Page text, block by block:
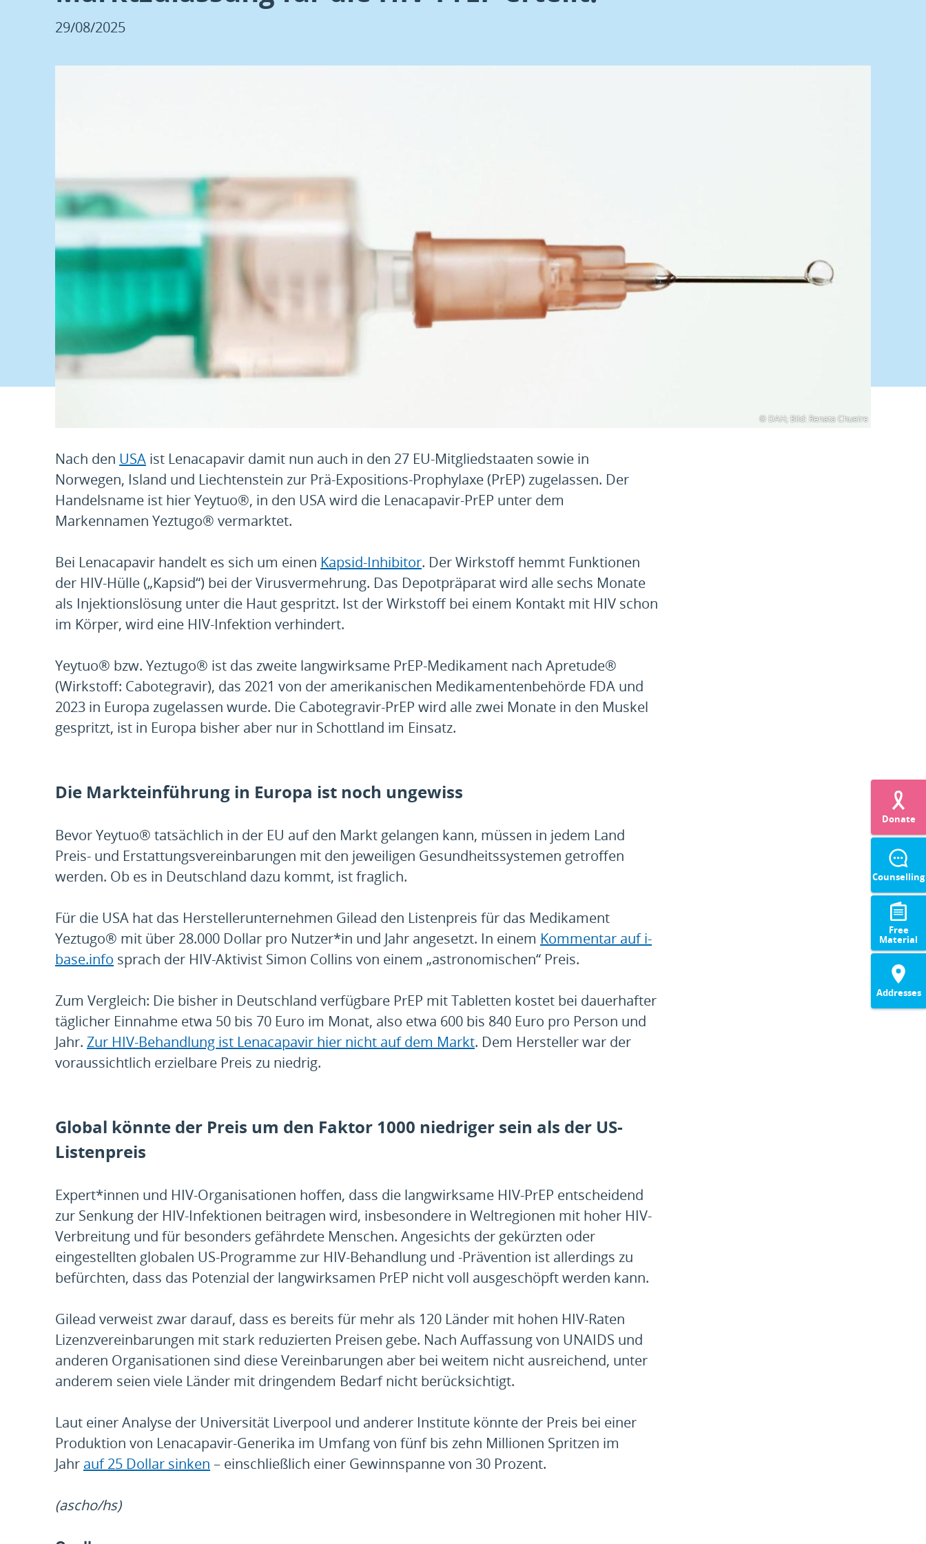
29/08/2025
© DAH; Bild: Renata Chueire
Nach den USA ist Lenacapavir damit nun auch in den 27 EU-Mitgliedstaaten sowie in
Norwegen, Island und Liechtenstein zur Prä-Expositions-Prophylaxe (PrEP) zugelassen. Der
Handelsname ist hier Yeytuo®, in den USA wird die Lenacapavir-PrEP unter dem
Markennamen Yeztugo® vermarktet.
Bei Lenacapavir handelt es sich um einen Kapsid-Inhibitor. Der Wirkstoff hemmt Funktionen
der HIV-Hülle („Kapsid“) bei der Virusvermehrung. Das Depotpräparatwird alle sechs Monate
als Injektionslösung unter die Haut gespritzt. Ist der Wirkstoff bei einem Kontakt mit HIV schon
im Körper, wird eine HIV-Infektion verhindert.
Yeytuo® bzw. Yeztugo® ist das zweite langwirksame PrEP-Medikament nach Apretude®
(Wirkstoff: Cabotegravir), das 2021 von der amerikanischen Medikamentenbehörde FDA und
2023 in Europa zugelassen wurde. Die Cabotegravir-PrEP wird alle zwei Monate in den Muskel
gespritzt, ist in Europa bisher aber nur in Schottland im Einsatz.
Die Markteinführung in Europa ist noch ungewiss
Bevor Yeytuo® tatsächlich in der EU auf den Markt gelangen kann, müssen in jedem Land
Preis- und Erstattungsvereinbarungen mit den jeweiligen Gesundheitssystemen getroffen
werden. Ob es in Deutschland dazu kommt, ist fraglich.
Für die USA hat das Herstellerunternehmen Gilead den Listenpreis für das Medikament
Yeztugo® mit über 28.000 Dollar pro Nutzer*in und Jahr angesetzt. In einem Kommentar auf i-
base.info sprach der HIV-Aktivist Simon Collins von einem „astronomischen“ Preis.
Zum Vergleich: Die bisher in Deutschland verfügbare PrEP mit Tabletten kostet bei dauerhafter
täglicher Einnahme etwa 50 bis 70 Euro im Monat, also etwa 600 bis 840 Euro pro Person und
Jahr. Zur HIV-Behandlung ist Lenacapavir hier nicht auf dem Markt. Dem Hersteller war der
voraussichtlich erzielbare Preis zu niedrig.
Global könnte der Preis um den Faktor 1000 niedriger sein als der US-
Listenpreis
Expert*innen und HIV-Organisationen hoffen, dass die langwirksame HIV-PrEP entscheidend
zur Senkung der HIV-Infektionen beitragen wird, insbesondere in Weltregionen mit hoher HIV-
Verbreitung und für besonders gefährdete Menschen. Angesichts der gekürzten oder
eingestellten globalen US-Programme zur HIV-Behandlung und -Prävention ist allerdings zu
befürchten, dass das Potenzial der langwirksamen PrEP nicht voll ausgeschöpft werden kann.
Gilead verweist zwar darauf, dass es bereits für mehr als 120 Länder mit hohen HIV-Raten
Lizenzvereinbarungen mit stark reduzierten Preisen gebe. Nach Auffassung von UNAIDS und
anderen Organisationen sind diese Vereinbarungen aber bei weitem nicht ausreichend, unter
anderem seien viele Länder mit dringendem Bedarf nicht berücksichtigt.
Laut einer Analyse der Universität Liverpool und anderer Institute könnte der Preis bei einer
Produktion von Lenacapavir-Generika im Umfang von fünf bis zehn Millionen Spritzen im
Jahr auf 25 Dollar sinken – einschließlich einer Gewinnspanne von 30 Prozent.
(ascho/hs)
Donate
Counselling
Free
Material
Addresses